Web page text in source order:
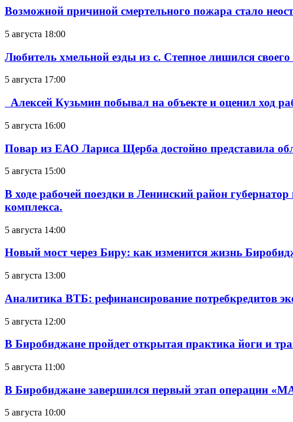
Возможной причиной смертельного пожара стало
5 августа 18:00
Любитель хмельной езды из с. Степное лишился
5 августа 17:00
Алексей Кузьмин побывал на объекте и оценил ход
5 августа 16:00
Повар из ЕАО Лариса Щерба достойно представила
5 августа 15:00
В ходе рабочей поездки в Ленинский район
комплекса.
5 августа 14:00
Новый мост через Биру: как изменится жизнь
5 августа 13:00
Аналитика ВТБ: рефинансирование потребкредитов
5 августа 12:00
В Биробиджане пройдет открытая практика йоги и
5 августа 11:00
В Биробиджане завершился первый этап операции
5 августа 10:00